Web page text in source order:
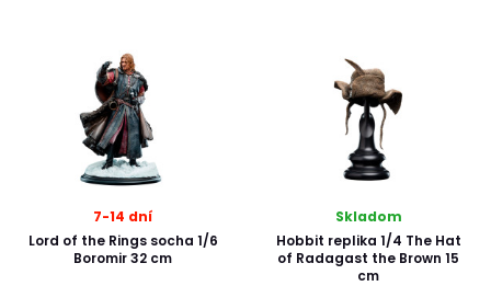
7-14 dní
Lord of the Rings socha 1/6
Boromir 32 cm
Skladom
Hobbit replika 1/4 The Hat
of Radagast the Brown 15
cm